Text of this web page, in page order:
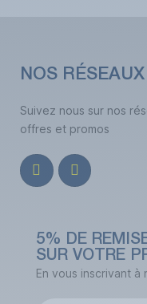
NOS RÉSEAUX
Suivez nous sur nos
offres et promos
5% DE
SUR VOTRE
En vous inscrivant